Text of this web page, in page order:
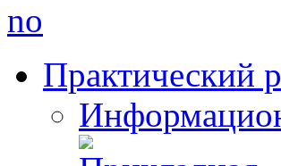
no
Практический